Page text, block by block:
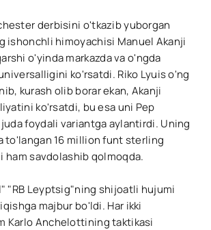
derbisini o'tkazib yuborgan
ishonchli himoyachisi Manuel Akanji
o'yinda markazda va o'ngda
ko'rsatdi. Riko Lyuis o'ng
kurash olib borar ekan, Akanji
ko'rsatdi, bu esa uni Pep
foydali variantga aylantirdi. Uning
to'langan 16 million funt sterling
ham savdolashib qolmoqda.
"RB Leyptsig"ning shijoatli hujumi
majbur bo'ldi. Har ikki
Karlo Anchelottining taktikasi